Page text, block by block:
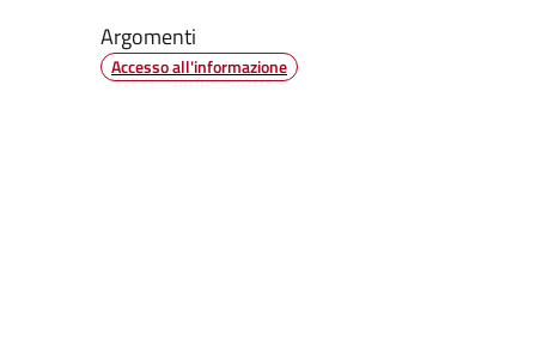
Argomenti
Accesso all'informazione